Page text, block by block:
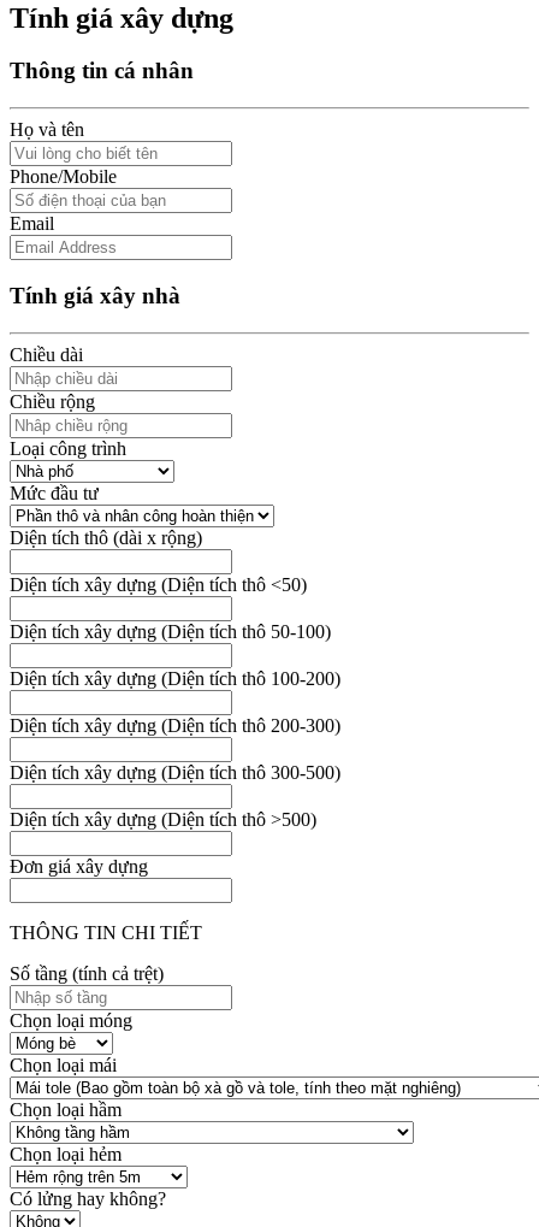
Tính giá xây dựng
Thông tin cá nhân
Họ và tên
Phone/Mobile
Email
Tính giá xây nhà
Chiều dài
Chiều rộng
Loại công trình
Mức đầu tư
Diện tích thô (dài x rộng)
Diện tích xây dựng (Diện tích thô <50)
Diện tích xây dựng (Diện tích thô 50-100)
Diện tích xây dựng (Diện tích thô 100-200)
Diện tích xây dựng (Diện tích thô 200-300)
Diện tích xây dựng (Diện tích thô 300-500)
Diện tích xây dựng (Diện tích thô >500)
Đơn giá xây dựng
THÔNG TIN CHI TIẾT
Số tầng (tính cả trệt)
Chọn loại móng
Chọn loại mái
Chọn loại hầm
Chọn loại hẻm
Có lửng hay không?